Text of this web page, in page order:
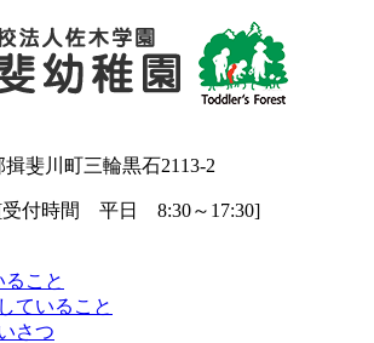
斐川町三輪黒石2113-2
受付時間 平日 8:30～17:30]
こと
ていること
さつ